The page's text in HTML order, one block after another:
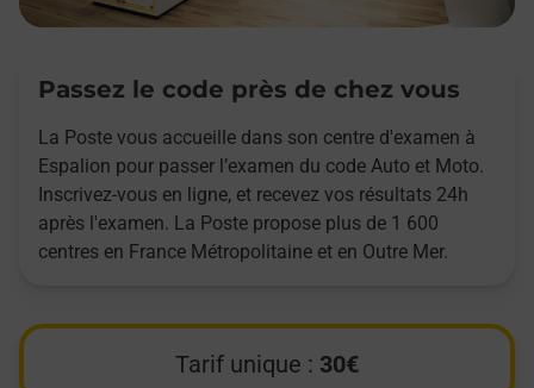
Passez le code près de chez vous
La Poste vous accueille dans son centre d'examen à
Espalion pour passer l’examen du code Auto et Moto.
Inscrivez-vous en ligne, et recevez vos résultats 24h
après l'examen. La Poste propose plus de 1 600
centres en France Métropolitaine et en Outre Mer.
Tarif unique : 30€